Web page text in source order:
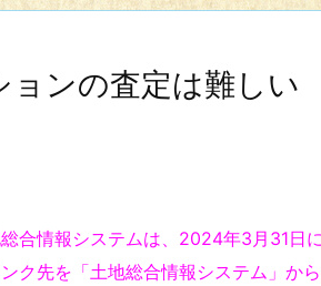
ンの査定は難しい
合情報システムは、2024年3月31日
ク先を「土地総合情報システム」か